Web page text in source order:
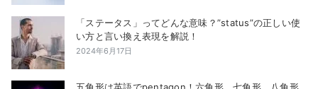
「ステータス」ってどんな意味？”status”の正しい使
い方と言い換え表現を解説！
2024年6月17日